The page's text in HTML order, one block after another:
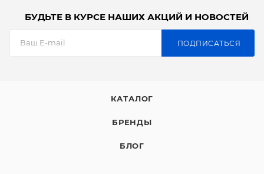
БУДЬТЕ В КУРСЕ НАШИХ АКЦИЙ И НОВОСТЕЙ
ПОДПИСАТЬСЯ
КАТАЛОГ
БРЕНДЫ
БЛОГ